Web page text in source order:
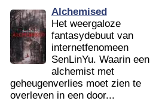
Alchemised
Het weergaloze
fantasydebuut van
internetfenomeen
SenLinYu. Waarin een
alchemist met
geheugenverlies moet zien te
overleven in een door...